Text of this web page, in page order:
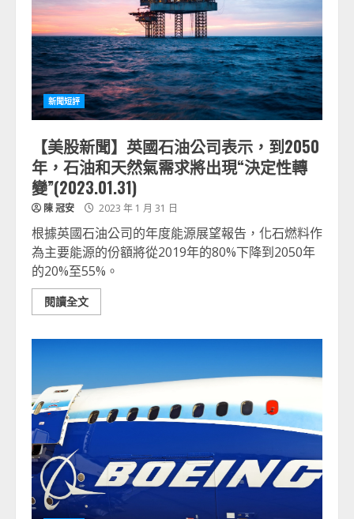
新聞短評
【美股新聞】英國石油公司表示，到2050
年，石油和天然氣需求將出現“決定性轉
變”(2023.01.31)
陳 冠安 2023 年 1 月 31 日
根據英國石油公司的年度能源展望報告，化石燃料作
為主要能源的份額將從2019年的80%下降到2050年
的20%至55%。
閱讀全文